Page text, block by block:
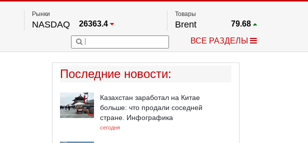
Рынки
NASDAQ 26363.4
FTSE 100 67.17
54349.1
S&P 500
24513.8
Товары
Brent 79.68
Платина
2.693
ВСЕ РАЗДЕЛЫ
Последние новости:
Казахстан заработал на Китае
больше: что продали соседней
стране. Инфографика
сегодня